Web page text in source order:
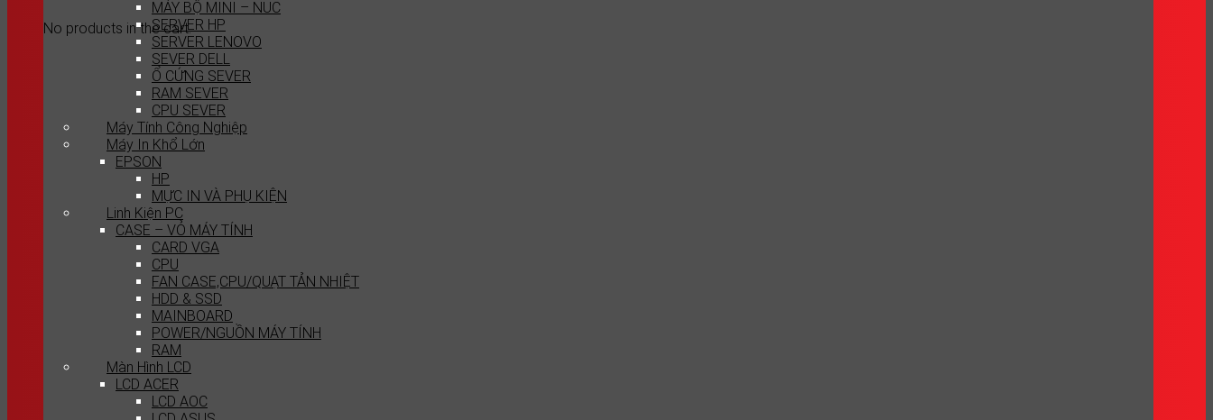
No products in the cart.
MÁY BỘ MINI – NUC
SERVER HP
SERVER LENOVO
SEVER DELL
Ổ CỨNG SEVER
RAM SEVER
CPU SEVER
Máy Tính Công Nghiệp
Máy In Khổ Lớn
EPSON
HP
MỰC IN VÀ PHỤ KIỆN
Linh Kiện PC
CASE – VỎ MÁY TÍNH
CARD VGA
CPU
FAN CASE,CPU/QUẠT TẢN NHIỆT
HDD & SSD
MAINBOARD
POWER/NGUỒN MÁY TÍNH
RAM
Màn Hình LCD
LCD ACER
LCD AOC